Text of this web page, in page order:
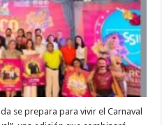
se prepara para vivir el Carnaval